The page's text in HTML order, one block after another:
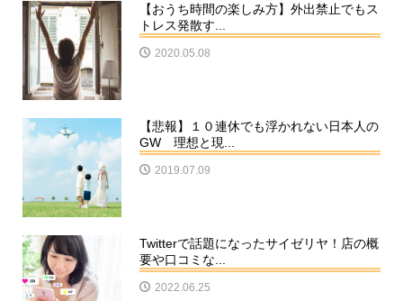
【おうち時間の楽しみ方】外出禁止でもス
トレス発散す...
2020.05.08
【悲報】１０連休でも浮かれない日本人の
GW 理想と現...
2019.07.09
Twitterで話題になったサイゼリヤ！店の概
要や口コミな...
2022.06.25